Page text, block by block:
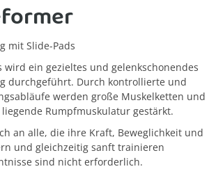
mit Slide-Pads
wird ein gezieltes und gelenkschonendes
durchgeführt. Durch kontrollierte und
werden große Muskelketten und
Rumpfmuskulatur gestärkt.
an alle, die ihre Kraft, Beweglichkeit und
und gleichzeitig sanft trainieren
sind nicht erforderlich.